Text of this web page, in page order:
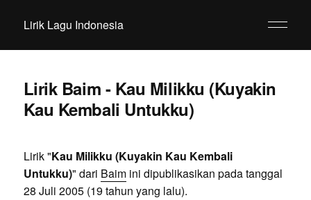
Lirik Lagu Indonesia
Lirik Baim - Kau Milikku (Kuyakin
Kau Kembali Untukku)
Lirik "Kau Milikku (Kuyakin Kau Kembali
Untukku)" dari Baimini dipublikasikan pada tanggal
28 Juli 2005 (19 tahun yang lalu).